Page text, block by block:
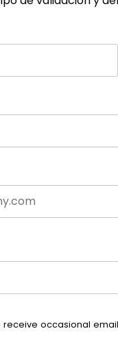
receive occasional